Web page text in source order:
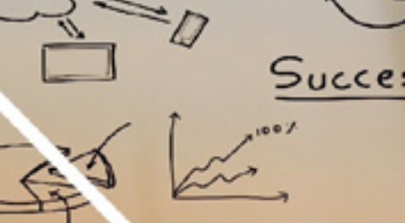
رزومه
ها
اخبار
مشاغل